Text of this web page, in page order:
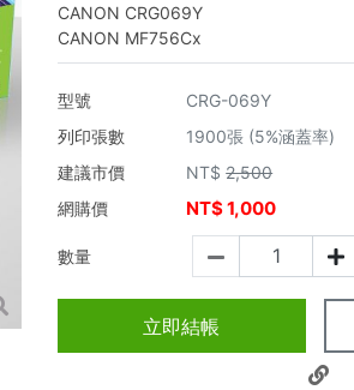
CANON CRG069Y
CANON MF756Cx
型號
CRG-069Y
列印張數
1900張 (5%涵蓋率)
建議市價
NT$ 2,500
網購價
NT$1,000
數量
立即結帳